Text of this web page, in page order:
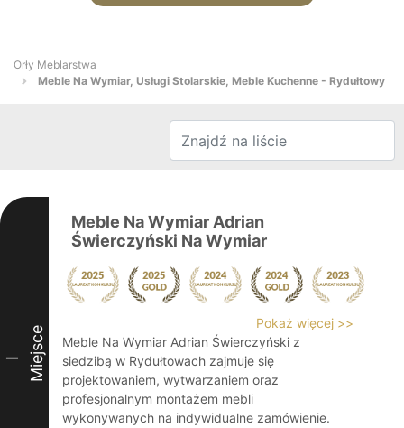
Orły Meblarstwa
Meble Na Wymiar, Usługi Stolarskie, Meble Kuchenne - Rydułtowy
I Miejsce
Meble Na Wymiar Adrian
Świerczyński Na Wymiar
Pokaż więcej >>
Meble Na Wymiar Adrian Świerczyński z
siedzibą w Rydułtowach zajmuje się
projektowaniem, wytwarzaniem oraz
profesjonalnym montażem mebli
wykonywanych na indywidualne zamówienie.